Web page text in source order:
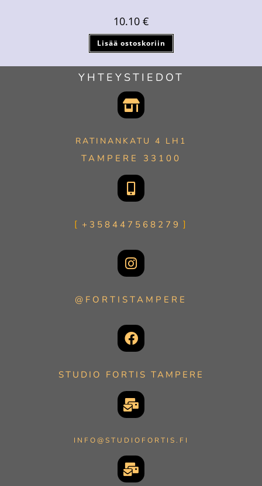
10.10 €
Lisää ostoskoriin
YHTEYSTIEDOT
RATINANKATU 4 LH1
TAMPERE 33100
+358447568279
@FORTISTAMPERE
STUDIO FORTIS TAMPERE
INFO@STUDIOFORTIS.FI